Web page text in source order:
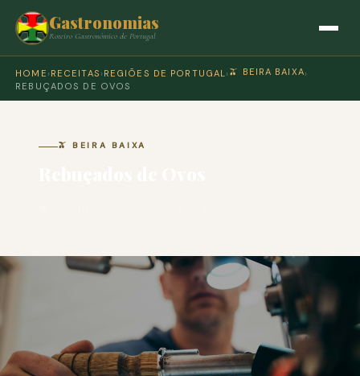
Gastronomias
Roteiro Gastronómico de Portugal
HOME › RECEITAS › REGIÕES DE PORTUGAL › 🫒 BEIRA BAIXA›
REBUÇADOS DE OVOS
🫒 BEIRA BAIXA